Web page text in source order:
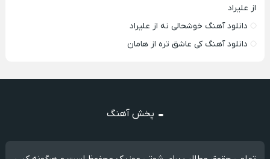
از علیراد
دانلود آهنگ خوشحالی نه از علیراد
دانلود آهنگ کی عاشق تره از هامان
پخش آهنگ